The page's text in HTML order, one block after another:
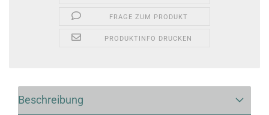
FRAGE ZUM PRODUKT
PRODUKTINFO DRUCKEN
Beschreibung